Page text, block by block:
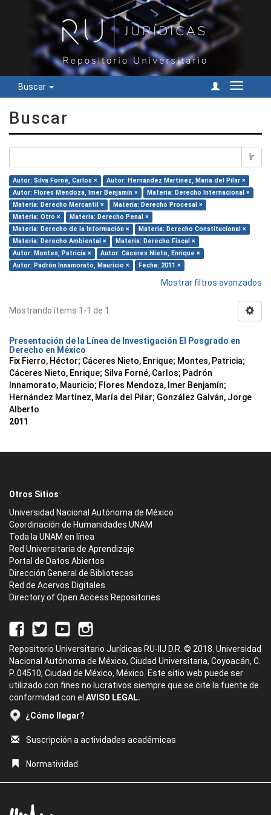
Buscar
Cambiar
Buscar
Ir
Autor: Silva Forné, Carlos ×
Autor: Hernández Martínez, María del Pilar ×
Autor: Flores Mendoza, Imer Benjamín ×
Materia: Derecho Internacional ×
Materia: Derecho Mercantil ×
Materia: Derecho Procesal ×
Materia: Otro ×
Materia: Derecho Penal ×
Materia: Derecho de la Información ×
Materia: Derecho Constitucional ×
Materia: Derecho Ambiental ×
Materia: Derecho Fiscal ×
Autor: Montes, Patricia ×
Autor: Cáceres Nieto, Enrique ×
Autor: Padrón Innamorato, Mauricio ×
Fecha: 2011 ×
Mostrar filtros avanzados
Mostrando ítems 1-1 de 1
Presentación de la Línea de Investigación El Posgrado en
Derecho en México
Fix Fierro, Héctor; Cáceres Nieto, Enrique; Montes, Patricia;
Cáceres Nieto, Enrique; Silva Forné, Carlos; Padrón
Innamorato, Mauricio; Flores Mendoza, Imer Benjamín;
Hernández Martínez, María del Pilar; González Galván, Jorge
Alberto
2011
Otros Sitios
Universidad Nacional Autónoma de México
Coordinación de Humanidades UNAM
Toda la UNAM en línea
Red Universitaria de Aprendizaje
Portal de Datos Abiertos
Dirección General de Bibliotecas
Red de Acervos Digitales
Directory of Open Access Repositories
Repositorio Universitario Jurídicas RU-IIJ D.R. © 2018. Universidad
Nacional Autónoma de México, Ciudad Universitaria, Coyoacán, C.
P. 04510, Ciudad de México, México. Este sitio web puede ser
utilizado con fines no lucrativos siempre que se cite la fuente de
conformidad con el AVISO LEGAL.
¿Cómo llegar?
Suscripción a actividades académicas
Normatividad